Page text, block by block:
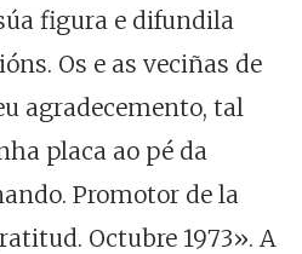
figura e difundila
Os e as veciñas de
agradecemento, tal
placa ao pé da
Promotor de la
Octubre 1973». A